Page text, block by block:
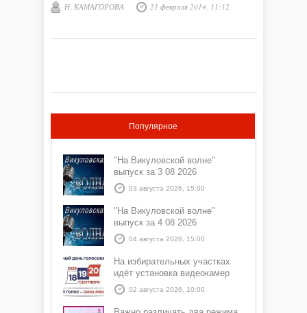
Н. КАМАГОРОВА 21 февраля 2014, 11:12
Популярное
"На Викуловской волне"
выпуск за 3 08 2026
03 августа 2026, 15:00
"На Викуловской волне"
выпуск за 4 08 2026
04 августа 2026, 15:00
На избирательных участках
идёт установка видеокамер
02 августа 2026, 10:00